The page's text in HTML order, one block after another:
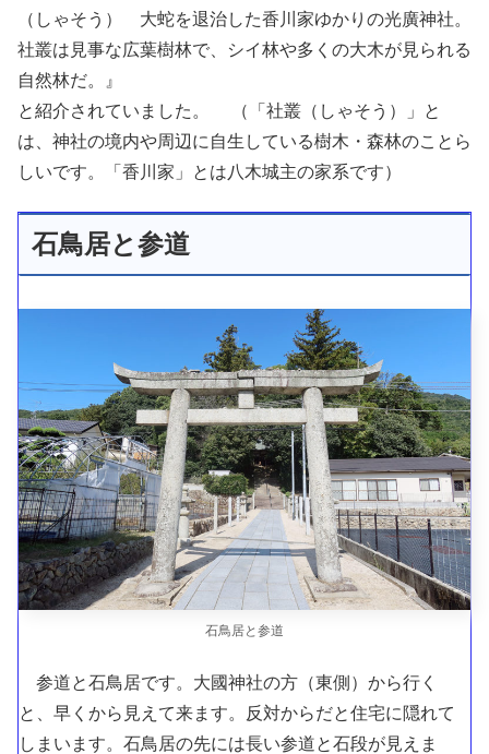
（しゃそう） 大蛇を退治した香川家ゆかりの光廣神社。
社叢は見事な広葉樹林で、シイ林や多くの大木が見られる
自然林だ。』
と紹介されていました。 （「社叢（しゃそう）」と
は、神社の境内や周辺に自生している樹木・森林のことら
しいです。「香川家」とは八木城主の家系です）
石鳥居と参道
石鳥居と参道
参道と石鳥居です。大國神社の方（東側）から行く
と、早くから見えて来ます。反対からだと住宅に隠れて
しまいます。石鳥居の先には長い参道と石段が見えま